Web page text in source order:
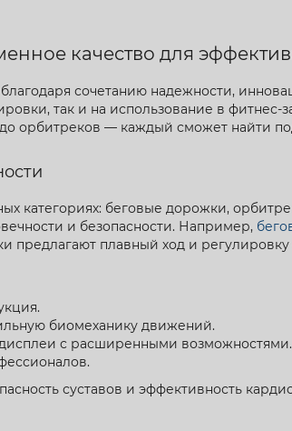
качество для
благодаря сочетанию надежности,
так и на использование в фитнес-
орбитреков — каждый сможет найти
категориях: беговые дорожки,
и безопасности. Например,
предлагают плавный ход и
биомеханику движений.
с расширенными возможностями.
суставов и эффективность